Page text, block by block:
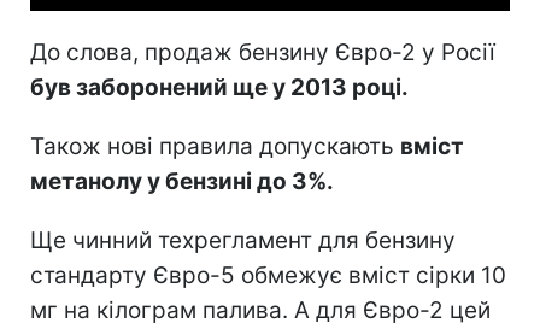
До слова, продаж бензину Євро-2 у Росії
був заборонений ще у 2013 році.
Також нові правила допускають вміст
метанолу у бензині до 3%.
Ще чинний техрегламент для бензину
стандарту Євро-5 обмежує вміст сірки 10
мг на кілограм палива. А для Євро-2 цей